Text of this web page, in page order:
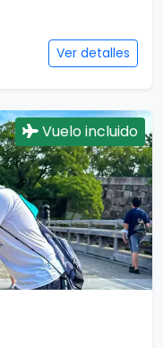
Ver detalles
Vuelo incluido